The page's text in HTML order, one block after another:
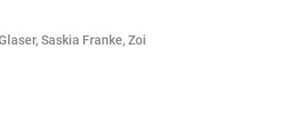
Saskia Franke, Zoi